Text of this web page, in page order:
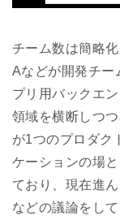
チーム数は簡略
Aなどが開発チー
プリ用バックエ
領域を横断しつ
が1つのプロダク
ケーションの場
ており、現在進
などの議論をして